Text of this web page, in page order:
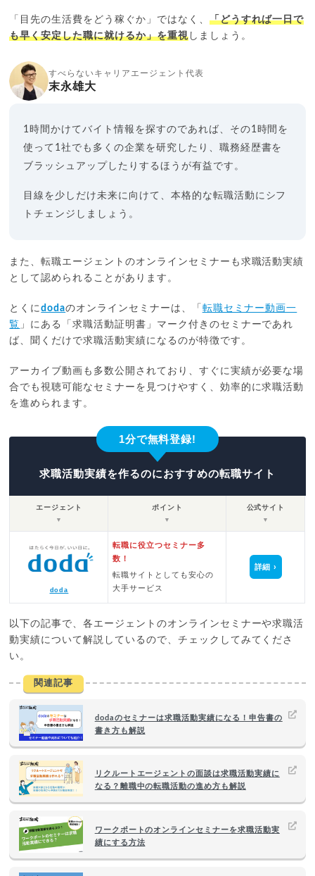
「目先の生活費をどう稼ぐか」ではなく、 「どうすれば一日で
も早く安定した職に就けるか」を重視しましょう。
すべらないキャリアエージェント代表
末永雄大
1時間かけてバイト情報を探すのであれば、その1時間を
使って1社でも多くの企業を研究したり、職務経歴書を
ブラッシュアップしたりするほうが有益です。
目線を少しだけ未来に向けて、本格的な転職活動にシフ
トチェンジしましょう。
また、転職エージェントのオンラインセミナーも求職活動実績
として認められることがあります。
とくにdodaのオンラインセミナーは、「 転職セミナー動画一
覧 」にある「求職活動証明書」マーク付きのセミナーであれ
ば、聞くだけで求職活動実績になるのが特徴です。
アーカイブ動画も多数公開されており、すぐに実績が必要な場
合でも視聴可能なセミナーを見つけやすく、効率的に求職活動
を進められます。
1分で無料登録!
求職活動実績を作るのにおすすめの転職サイト
エージェント
▼
ポイント
▼
公式サイト
▼
doda
転職に役立つセミナー多
数！
転職サイトとしても安心の
大手サービス
詳細
以下の記事で、各エージェントのオンラインセミナーや求職活
動実績について解説しているので、チェックしてみてくださ
い。
関連記事
dodaのセミナーは求職活動実績になる！申告書の
書き方も解説
リクルートエージェントの面談は求職活動実績に
なる？離職中の転職活動の進め方も解説
ワークポートのオンラインセミナーを求職活動実
績にする方法